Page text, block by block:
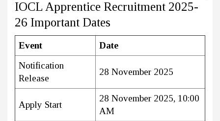
IOCL Apprentice Recruitment 2025-
26 Important Dates
Event
Date
Notification
Release
28 November 2025
Apply Start
28 November 2025, 10:00
AM